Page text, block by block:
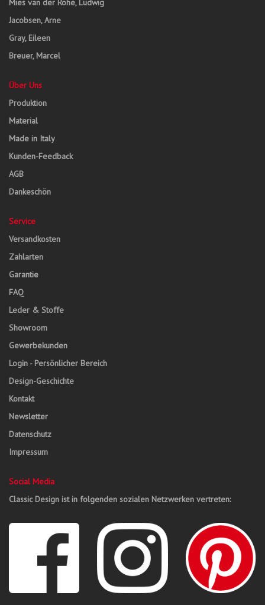
Mies van der Rohe, Ludwig
Jacobsen, Arne
Gray, Eileen
Breuer, Marcel
Über Uns
Produktion
Material
Made in Italy
Kunden-Feedback
AGB
Dankeschön
Service
Versandkosten
Zahlarten
Garantie
FAQ
Leder & Stoffe
Showroom
Gewerbekunden
Login - Persönlicher Bereich
Design-Geschichte
Kontakt
Newsletter
Datenschutz
Impressum
Social Media
Classic Design ist in folgenden sozialen Netzwerken vertreten: